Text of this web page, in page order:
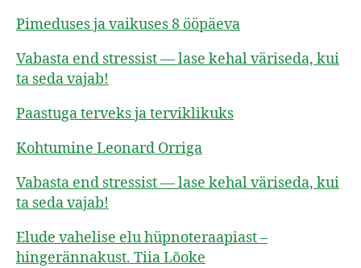
Pimeduses ja vaikuses 8 ööpäeva
Vabasta end stressist — lase kehal väriseda, kui
ta seda vajab!
Paastuga terveks ja terviklikuks
Kohtumine Leonard Orriga
Vabasta end stressist — lase kehal väriseda, kui
ta seda vajab!
Elude vahelise elu hüpnoteraapiast –
hingerännakust. Tiia Lõoke